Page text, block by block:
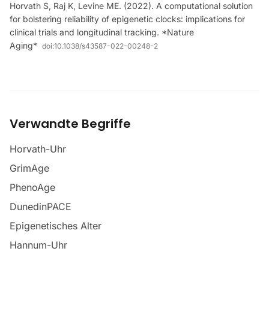
Horvath S, Raj K, Levine ME. (2022). A computational solution
for bolstering reliability of epigenetic clocks: implications for
clinical trials and longitudinal tracking. *Nature
Aging* doi:10.1038/s43587-022-00248-2
Verwandte Begriffe
Horvath-Uhr
GrimAge
PhenoAge
DunedinPACE
Epigenetisches Alter
Hannum-Uhr